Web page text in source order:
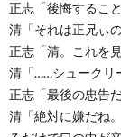
正志「後悔するこ
清「それは正兄ぃ
正志「清。これを見
清「……シュークリ
正志「最後の忠告
清「絶対に嫌だね